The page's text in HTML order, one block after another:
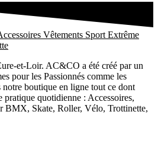
et-Loir. AC&CO a été créé par un
pour les Passionnés comme les
boutique en ligne tout ce dont
pratique quotidienne : Accessoires,
BMX, Skate, Roller, Vélo, Trottinette,